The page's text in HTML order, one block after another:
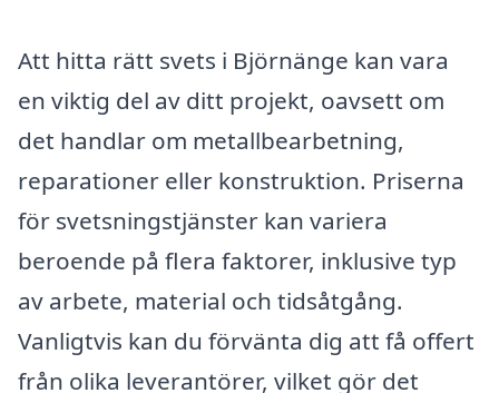
Att hitta rätt svets i Björnänge kan vara
en viktig del av ditt projekt, oavsett om
det handlar om metallbearbetning,
reparationer eller konstruktion. Priserna
för svetsningstjänster kan variera
beroende på flera faktorer, inklusive typ
av arbete, material och tidsåtgång.
Vanligtvis kan du förvänta dig att få offert
från olika leverantörer, vilket gör det